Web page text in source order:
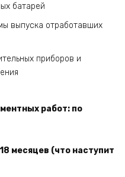
батарей
выпуска отработавших
приборов и
работ: по
месяцев (что наступит